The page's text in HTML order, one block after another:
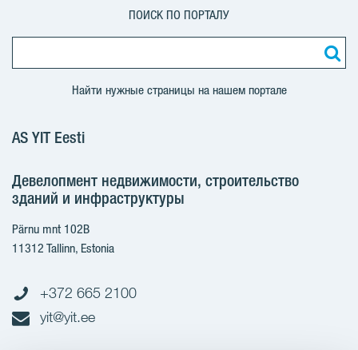
ПОИСК ПО ПОРТАЛУ
Найти нужные страницы на нашем портале
AS YIT Eesti
Девелопмент недвижимости, строительство
зданий и инфраструктуры
Pärnu mnt 102B
11312 Tallinn, Estonia
+372 665 2100
yit@yit.ee